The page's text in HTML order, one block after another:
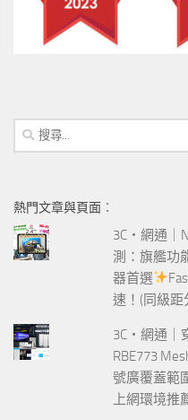
搜
尋
字:
熱門文章與頁面︰
3C‧網通｜
測：旗艦功
器首選
速！(同級
3C‧網通｜
RBE773
號廣覆蓋範
上網環境推